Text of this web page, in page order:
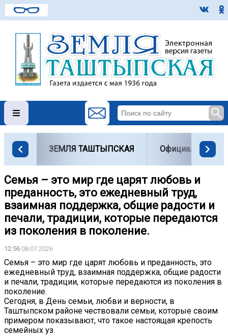
ЗЕМЛЯ ТАШТЫПСКАЯ Официально
Семья – это мир где царят любовь и
преданность, это ежедневный труд,
взаимная поддержка, общие радости и
печали, традиции, которые передаются
из поколения в поколение.
12:5608.07.2026
Семья – это мир где царят любовь и преданность, это
ежедневный труд, взаимная поддержка, общие радости
и печали, традиции, которые передаются из поколения в
поколение.
Сегодня, в День семьи, любви и верности, в
Таштыпском районе чествовали семьи, которые своим
примером показывают, что такое настоящая крепость
семейных уз.